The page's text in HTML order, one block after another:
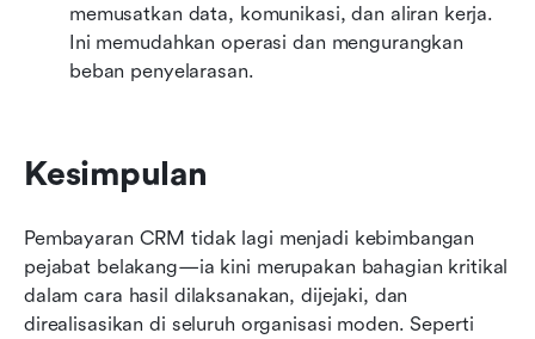
memusatkan data, komunikasi, dan aliran kerja.
Ini memudahkan operasi dan mengurangkan
beban penyelarasan.
Kesimpulan
Pembayaran CRM tidak lagi menjadi kebimbangan
pejabat belakang—ia kini merupakan bahagian kritikal
dalam cara hasil dilaksanakan, dijejaki, dan
direalisasikan di seluruh organisasi moden. Seperti